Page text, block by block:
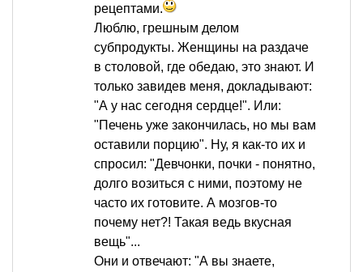
рецептами.
Люблю, грешным делом
субпродукты. Женщины на раздаче
в столовой, где обедаю, это знают. И
только завидев меня, докладывают:
"А у нас сегодня сердце!". Или:
"Печень уже закончилась, но мы вам
оставили порцию". Ну, я как-то их и
спросил: "Девчонки, почки - понятно,
долго возиться с ними, поэтому не
часто их готовите. А мозгов-то
почему нет?! Такая ведь вкусная
вещь"...
Они и отвечают: "А вы знаете,